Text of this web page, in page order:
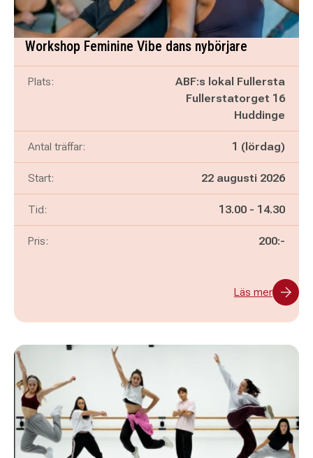
Workshop Feminine Vibe dans nybörjare
Plats:
ABF:s lokal Fullersta
Fullerstatorget 16
Huddinge
Antal träffar: 1 (lördag)
Start: 22 augusti 2026
Tid: Pågår mellan
13.00 - och
14.30
Pris: 200:-
Läs mer